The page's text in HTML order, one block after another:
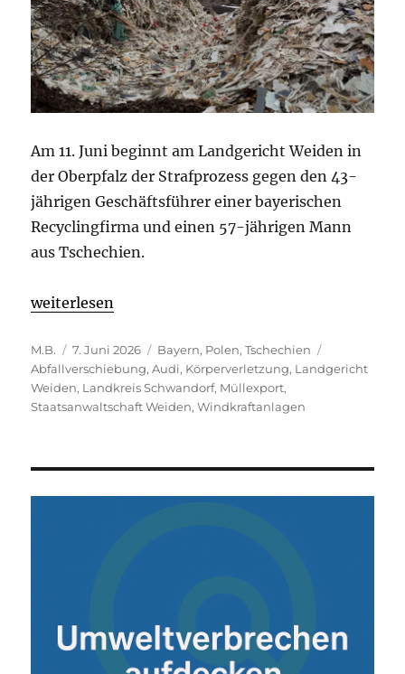
Am 11. Juni beginnt am Landgericht Weiden in
der Oberpfalz der Strafprozess gegen den 43-
jährigen Geschäftsführer einer bayerischen
Recyclingfirma und einen 57-jährigen Mann
aus Tschechien.
„Illegaler Müllexport und Körperverletzung:
weiterlesen
Autor
M.B.
Veröffentlicht
am
7. Juni 2026 Kategorien
Bayern, Polen,Tschechien
Abfallverschiebung,Audi, Körperverletzung, Landgericht
Weiden, Landkreis Schwandorf, Müllexport,
Staatsanwaltschaft Weiden,Windkraftanlagen